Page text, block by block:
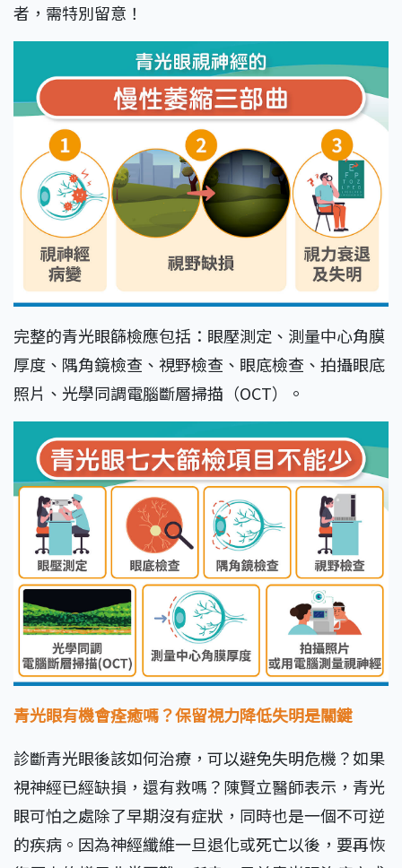
者，需特別留意！
完整的青光眼篩檢應包括：眼壓測定、測量中心角膜
厚度、隅角鏡檢查、視野檢查、眼底檢查、拍攝眼底
照片、光學同調電腦斷層掃描（OCT）。
青光眼有機會痊癒嗎？保留視力降低失明是關鍵
診斷青光眼後該如何治療，可以避免失明危機？如果
視神經已經缺損，還有救嗎？陳賢立醫師表示，青光
眼可怕之處除了早期沒有症狀，同時也是一個不可逆
的疾病。因為神經纖維一旦退化或死亡以後，要再恢